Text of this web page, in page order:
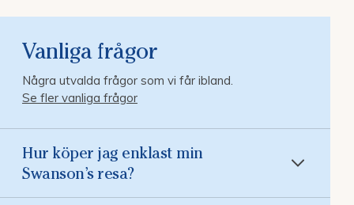
Vanliga frågor
Några utvalda frågor som vi får ibland.
Se fler vanliga frågor
Hur köper jag enklast min
Swanson’s resa?